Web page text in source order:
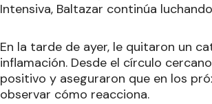
Intensiva, Baltazar continúa
En la tarde de ayer, le quitaron un
inflamación. Desde el círculo
positivo y aseguraron que en los
observar cómo reacciona.